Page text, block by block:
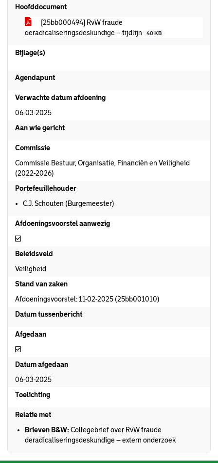
Hoofddocument
[25bb000494] RvW fraude
deradicaliseringsdeskundige – tijdlijn
40 KB
Bijlage(s)
Agendapunt
Verwachte datum afdoening
06-03-2025
Aan wie gericht
Commissie
Commissie Bestuur, Organisatie, Financiën en Veiligheid
(2022-2026)
Portefeuillehouder
C.J. Schouten (Burgemeester)
Afdoeningsvoorstel aanwezig
Afdoeningsvoorstel aanwezig
Beleidsveld
Veiligheid
Stand van zaken
Afdoeningsvoorstel: 11-02-2025 (25bb001010)
Datum tussenbericht
Afgedaan
Afgedaan
Datum afgedaan
06-03-2025
Toelichting
Relatie met
Brieven B&W:Collegebrief over RvW fraude
deradicaliseringsdeskundige – extern onderzoek